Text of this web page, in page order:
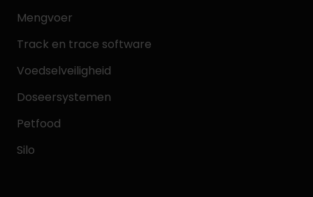
Mengvoer
Track en trace software
Voedselveiligheid
Doseersystemen
Petfood
Silo